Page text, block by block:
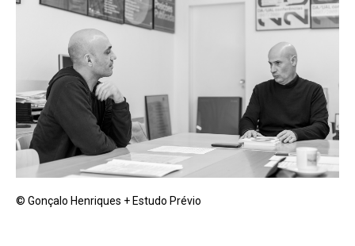
© Gonçalo Henriques + Estudo Prévio